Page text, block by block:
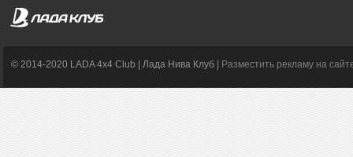
© 2014-2020 LADA 4x4 Club | Лада Нива Клуб | Разместить рекламу на